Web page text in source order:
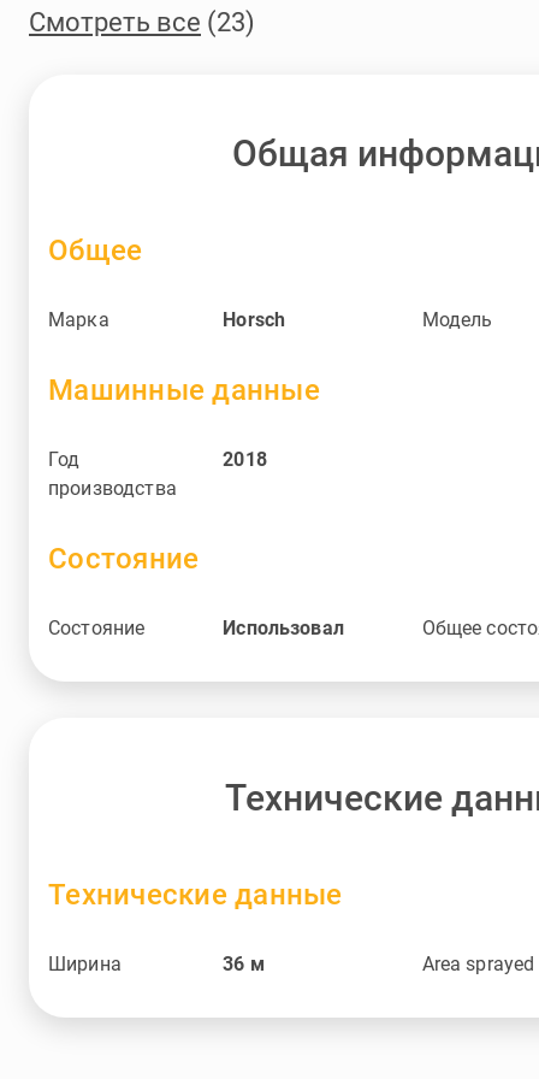
Смотреть все (23)
Общая
Общее
Марка Horsch Модель
Машинные данные
Год
производства
2018
Состояние
Состояние Использовал Общее
Технические
Технические данные
Ширина 36 м Area sprayed